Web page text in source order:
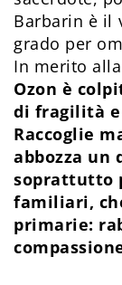
Barbarin è il
grado per
In merito
Ozon è
di fragilità
Raccoglie
abbozza un
soprattutto
familiari,
primarie: